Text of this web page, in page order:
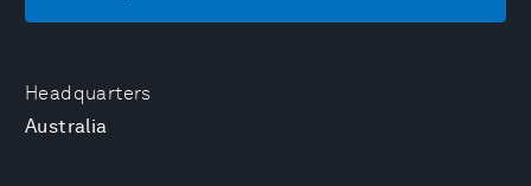
Headquarters
Australia